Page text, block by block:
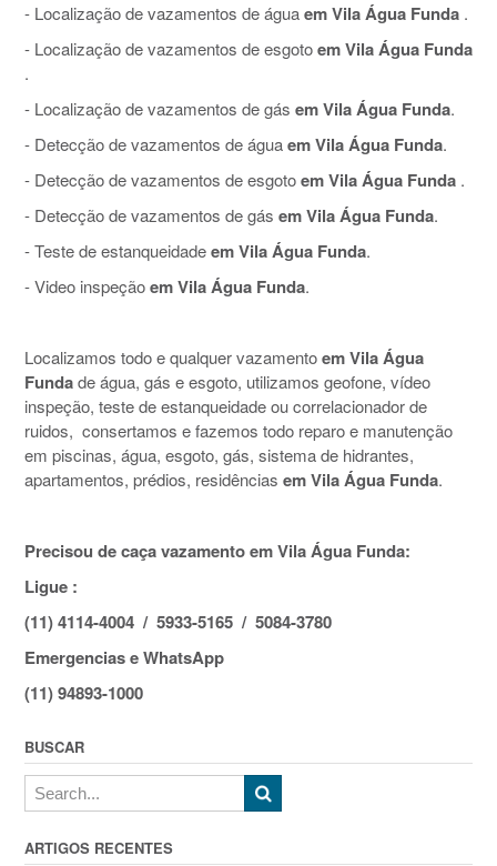
- Localização de vazamentos de águaem Vila Água Funda .
- Localização de vazamentos de esgotoem Vila Água Funda
.
- Localização de vazamentos de gás em Vila Água Funda.
- Detecção de vazamentos de águaem Vila Água Funda.
- Detecção de vazamentos de esgotoem Vila Água Funda .
- Detecção de vazamentos de gás em Vila Água Funda.
- Teste de estanqueidadeem Vila Água Funda.
- Video inspeçãoem Vila Água Funda.
Localizamos todo e qualquer vazamentoem Vila Água
Fundade água, gás e esgoto, utilizamos geofone, vídeo
inspeção, teste de estanqueidade ou correlacionador de
ruidos, consertamos e fazemos todo reparo e manutenção
em piscinas, água, esgoto, gás, sistema de hidrantes,
apartamentos, prédios, residências em Vila Água Funda.
Precisou de caça vazamento em Vila Água Funda:
Ligue :
(11) 4114-4004 / 5933-5165 / 5084-3780
Emergencias e WhatsApp
(11) 94893-1000
BUSCAR
ARTIGOS RECENTES